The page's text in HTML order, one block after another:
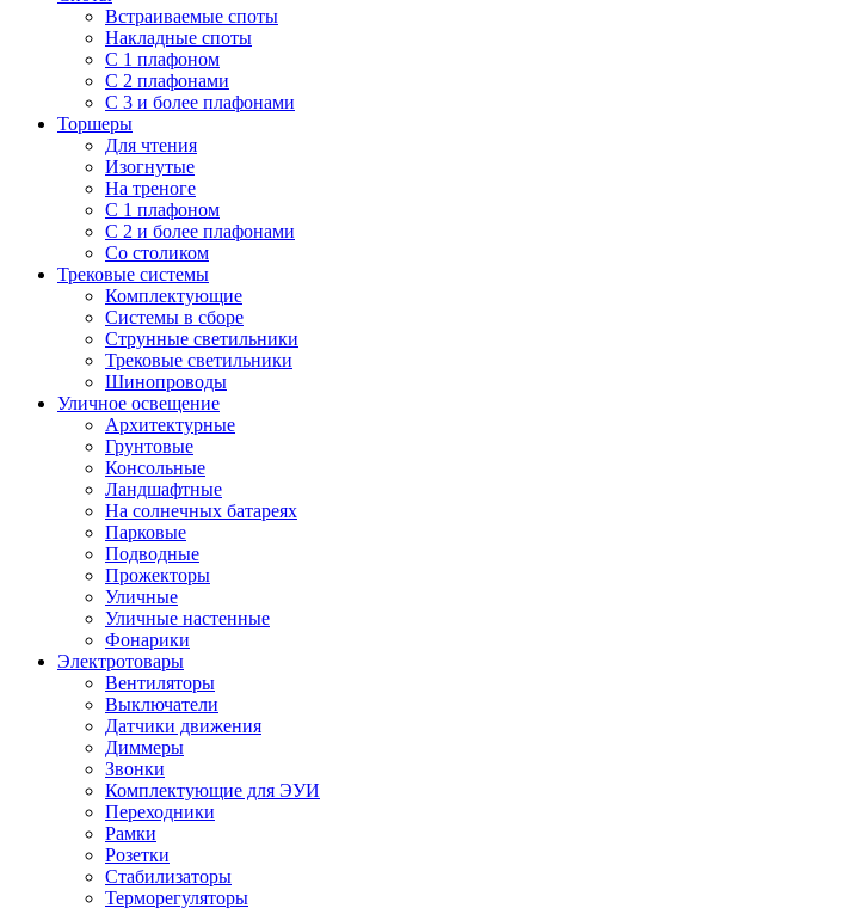
Встраиваемые споты
Накладные споты
С 1 плафоном
С 2 плафонами
С 3 и более плафонами
Торшеры
Для чтения
Изогнутые
На треноге
С 1 плафоном
С 2 и более плафонами
Со столиком
Трековые системы
Комплектующие
Системы в сборе
Струнные светильники
Трековые светильники
Шинопроводы
Уличное освещение
Архитектурные
Грунтовые
Консольные
Ландшафтные
На солнечных батареях
Парковые
Подводные
Прожекторы
Уличные
Уличные настенные
Фонарики
Электротовары
Вентиляторы
Выключатели
Датчики движения
Диммеры
Звонки
Комплектующие для ЭУИ
Переходники
Рамки
Розетки
Стабилизаторы
Терморегуляторы